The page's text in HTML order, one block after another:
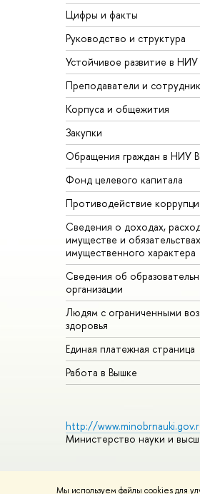
Мы используем файлы cookies для
Цифры и факты
Руководство и структура
Устойчивое развитие в
Преподаватели и
Корпуса и общежития
Закупки
Обращения граждан в НИУ
Фонд целевого капитала
Противодействие
Сведения о доходах,
имуществе и обязательствах
имущественного характера
Сведения об
организации
Людям с ограниченными
здоровья
Единая платежная страница
Работа в Вышке
http://
Министерство науки и